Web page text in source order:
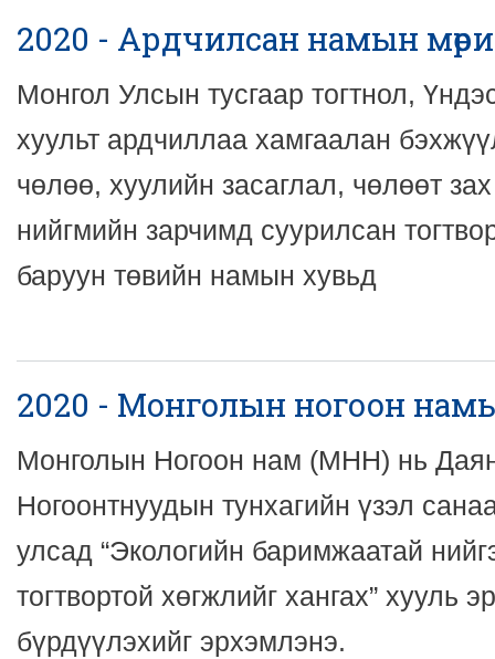
2020 - Ардчилсан намын
Монгол Улсын тусгаар тогтнол,
хуульт ардчиллаа хамгаалан
чөлөө, хуулийн засаглал, чөлөөт
нийгмийн зарчимд суурилсан
баруун төвийн намын хувьд
2020 - Монголын ногоон намын
Монголын Ногоон нам (МНН) нь
Ногоонтнуудын тунхагийн үзэл
улсад “Экологийн баримжаатай
тогтвортой хөгжлийг хангах” хууль
бүрдүүлэхийг эрхэмлэнэ.